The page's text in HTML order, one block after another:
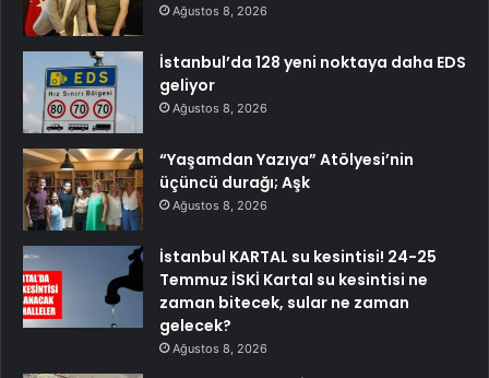
Ağustos 8, 2026
İstanbul’da 128 yeni noktaya daha EDS
geliyor
Ağustos 8, 2026
“Yaşamdan Yazıya” Atölyesi’nin
üçüncü durağı; Aşk
Ağustos 8, 2026
İstanbul KARTAL su kesintisi! 24-25
Temmuz İSKİ Kartal su kesintisi ne
zaman bitecek, sular ne zaman
gelecek?
Ağustos 8, 2026